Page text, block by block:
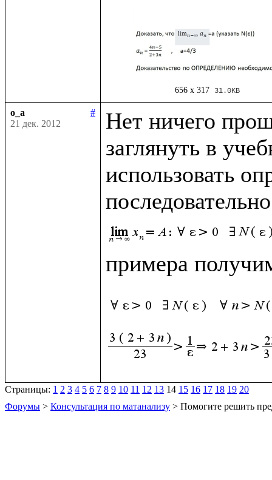
656 x 317 31.0KB
o_a
#
21 дек. 2012
Нет ничего
заглянуть в
использовать
примера
Страницы: 1 2 3 4 5 6 7 8 9 10 11 12 13 14 15 16 17 18 19 20
Форумы > Консультация по матанализу > Помогите решить